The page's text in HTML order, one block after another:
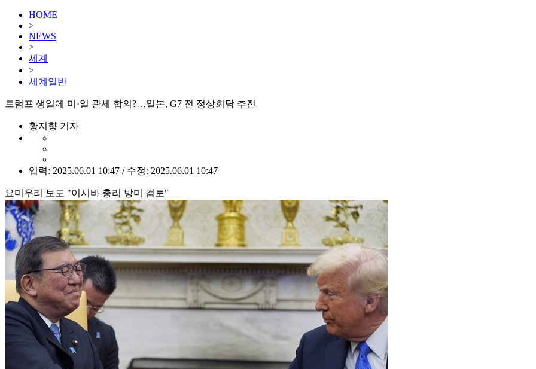
HOME
>
NEWS
>
세계
>
세계일반
트럼프 생일에 미·일 관세 합의?…일본, G7 전 정상회담 추진
황지향 기자
입력: 2025.06.01 10:47 / 수정: 2025.06.01 10:47
요미우리 보도 "이시바 총리 방미 검토"